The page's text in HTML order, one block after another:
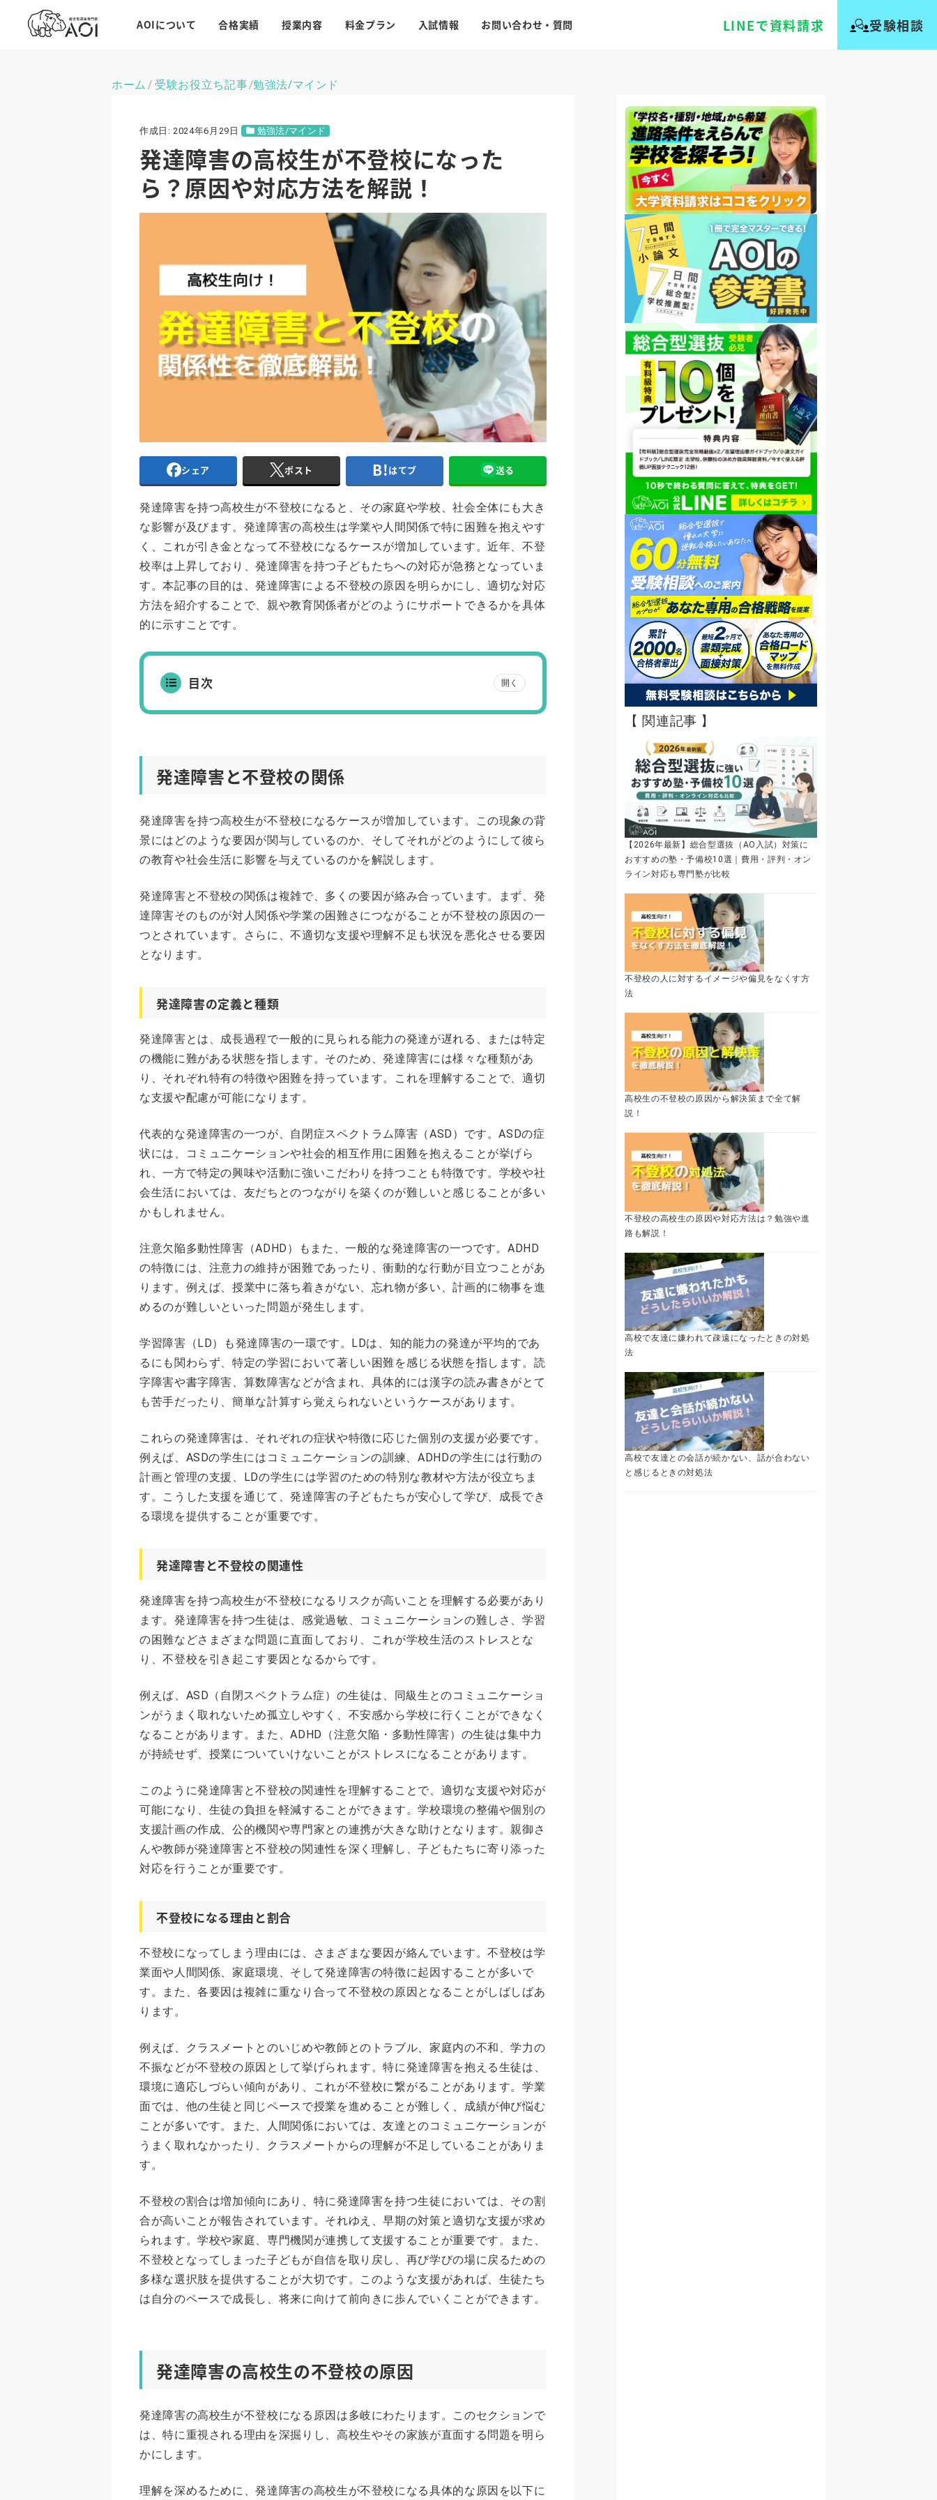
AOIについて 合格実績 授業内容 料金プラン 入試情報 お問い合わせ・質問 LINEで資料請求 受験相談
ホーム \ 受験お役立ち記事\勉強法/マインド
作成日: 2024年6月29日 勉強法/マインド
発達障害の高校生が不登校になった
ら？原因や対応方法を解説！
シェア ポスト はてブ 送る
発達障害を持つ高校生が不登校になると、その家庭や学校、社会全体にも大き
な影響が及びます。発達障害の高校生は学業や人間関係で特に困難を抱えやす
く、これが引き金となって不登校になるケースが増加しています。近年、不登
校率は上昇しており、発達障害を持つ子どもたちへの対応が急務となっていま
す。本記事の目的は、発達障害による不登校の原因を明らかにし、適切な対応
方法を紹介することで、親や教育関係者がどのようにサポートできるかを具体
的に示すことです。
目次 開く
発達障害と不登校の関係
発達障害を持つ高校生が不登校になるケースが増加しています。この現象の背
景にはどのような要因が関与しているのか、そしてそれがどのようにして彼ら
の教育や社会生活に影響を与えているのかを解説します。
発達障害と不登校の関係は複雑で、多くの要因が絡み合っています。まず、発
達障害そのものが対人関係や学業の困難さにつながることが不登校の原因の一
つとされています。さらに、不適切な支援や理解不足も状況を悪化させる要因
となります。
発達障害の定義と種類
発達障害とは、成長過程で一般的に見られる能力の発達が遅れる、または特定
の機能に難がある状態を指します。そのため、発達障害には様々な種類があ
り、それぞれ特有の特徴や困難を持っています。これを理解することで、適切
な支援や配慮が可能になります。
代表的な発達障害の一つが、自閉症スペクトラム障害（ASD）です。ASDの症
状には、コミュニケーションや社会的相互作用に困難を抱えることが挙げら
れ、一方で特定の興味や活動に強いこだわりを持つことも特徴です。学校や社
会生活においては、友だちとのつながりを築くのが難しいと感じることが多い
かもしれません。
注意欠陥多動性障害（ADHD）もまた、一般的な発達障害の一つです。ADHD
の特徴には、注意力の維持が困難であったり、衝動的な行動が目立つことがあ
ります。例えば、授業中に落ち着きがない、忘れ物が多い、計画的に物事を進
めるのが難しいといった問題が発生します。
学習障害（LD）も発達障害の一環です。LDは、知的能力の発達が平均的であ
るにも関わらず、特定の学習において著しい困難を感じる状態を指します。読
字障害や書字障害、算数障害などが含まれ、具体的には漢字の読み書きがとて
も苦手だったり、簡単な計算すら覚えられないというケースがあります。
これらの発達障害は、それぞれの症状や特徴に応じた個別の支援が必要です。
例えば、ASDの学生にはコミュニケーションの訓練、ADHDの学生には行動の
計画と管理の支援、LDの学生には学習のための特別な教材や方法が役立ちま
す。こうした支援を通じて、発達障害の子どもたちが安心して学び、成長でき
る環境を提供することが重要です。
発達障害と不登校の関連性
発達障害を持つ高校生が不登校になるリスクが高いことを理解する必要があり
ます。発達障害を持つ生徒は、感覚過敏、コミュニケーションの難しさ、学習
の困難などさまざまな問題に直面しており、これが学校生活のストレスとな
り、不登校を引き起こす要因となるからです。
例えば、ASD（自閉スペクトラム症）の生徒は、同級生とのコミュニケーショ
ンがうまく取れないため孤立しやすく、不安感から学校に行くことができなく
なることがあります。また、ADHD（注意欠陥・多動性障害）の生徒は集中力
が持続せず、授業についていけないことがストレスになることがあります。
このように発達障害と不登校の関連性を理解することで、適切な支援や対応が
可能になり、生徒の負担を軽減することができます。学校環境の整備や個別の
支援計画の作成、公的機関や専門家との連携が大きな助けとなります。親御さ
んや教師が発達障害と不登校の関連性を深く理解し、子どもたちに寄り添った
対応を行うことが重要です。
不登校になる理由と割合
不登校になってしまう理由には、さまざまな要因が絡んでいます。不登校は学
業面や人間関係、家庭環境、そして発達障害の特徴に起因することが多いで
す。また、各要因は複雑に重なり合って不登校の原因となることがしばしばあ
ります。
例えば、クラスメートとのいじめや教師とのトラブル、家庭内の不和、学力の
不振などが不登校の原因として挙げられます。特に発達障害を抱える生徒は、
環境に適応しづらい傾向があり、これが不登校に繋がることがあります。学業
面では、他の生徒と同じペースで授業を進めることが難しく、成績が伸び悩む
ことが多いです。また、人間関係においては、友達とのコミュニケーションが
うまく取れなかったり、クラスメートからの理解が不足していることがありま
す。
不登校の割合は増加傾向にあり、特に発達障害を持つ生徒においては、その割
合が高いことが報告されています。それゆえ、早期の対策と適切な支援が求め
られます。学校や家庭、専門機関が連携して支援することが重要です。また、
不登校となってしまった子どもが自信を取り戻し、再び学びの場に戻るための
多様な選択肢を提供することが大切です。このような支援があれば、生徒たち
は自分のペースで成長し、将来に向けて前向きに歩んでいくことができます。
発達障害の高校生の不登校の原因
発達障害の高校生が不登校になる原因は多岐にわたります。このセクションで
は、特に重視される理由を深掘りし、高校生やその家族が直面する問題を明ら
かにします。
理解を深めるために、発達障害の高校生が不登校になる具体的な原因を以下に
【 関連記事 】
【2026年最新】総合型選抜（AO入試）対策に
おすすめの塾・予備校10選｜費用・評判・オン
ライン対応も専門塾が比較
不登校の人に対するイメージや偏見をなくす方
法
高校生の不登校の原因から解決策まで全て解
説！
不登校の高校生の原因や対応方法は？勉強や進
路も解説！
高校で友達に嫌われて疎遠になったときの対処
法
高校で友達との会話が続かない、話が合わない
と感じるときの対処法